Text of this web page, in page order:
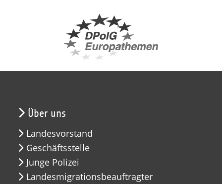
Über uns
Landesvorstand
Geschäftsstelle
Junge Polizei
Landesmigrationsbeauftragter